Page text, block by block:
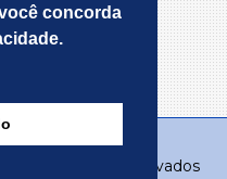
concorda
os direitos reservados